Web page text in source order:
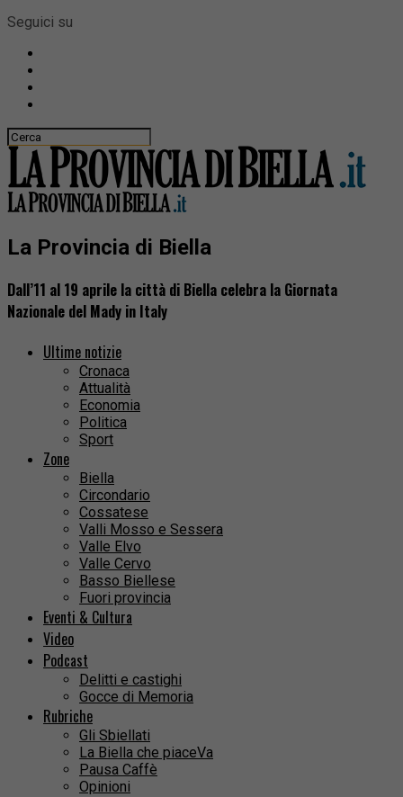
Seguici su
La Provincia di Biella
Dall’11 al 19 aprile la città di Biella celebra la Giornata
Nazionale del Mady in Italy
Ultime notizie
Cronaca
Attualità
Economia
Politica
Sport
Zone
Biella
Circondario
Cossatese
Valli Mosso e Sessera
Valle Elvo
Valle Cervo
Basso Biellese
Fuori provincia
Eventi & Cultura
Video
Podcast
Delitti e castighi
Gocce di Memoria
Rubriche
Gli Sbiellati
La Biella che piaceVa
Pausa Caffè
Opinioni